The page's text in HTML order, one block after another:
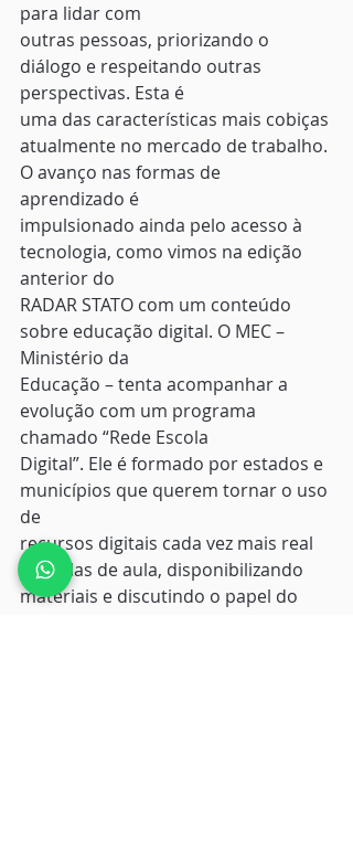
para lidar com
outras pessoas, priorizando o
diálogo e respeitando outras
perspectivas. Esta é
uma das características mais cobiças
atualmente no mercado de trabalho.
O avanço nas formas de
aprendizado é
impulsionado ainda pelo acesso à
tecnologia, como vimos na edição
anterior do
RADAR STATO com um conteúdo
sobre educação digital. O MEC –
Ministério da
Educação – tenta acompanhar a
evolução com um programa
chamado “Rede Escola
Digital”. Ele é formado por estados e
municípios que querem tornar o uso
de
recursos digitais cada vez mais real
em salas de aula, disponibilizando
materiais e discutindo o papel do